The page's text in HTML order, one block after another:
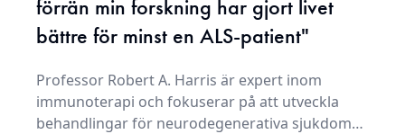
förrän min forskning har gjort livet
bättre för minst en ALS-patient"
Professor Robert A. Harris är expert inom
immunoterapi och fokuserar på att utveckla
behandlingar för neurodegenerativa sjukdomar